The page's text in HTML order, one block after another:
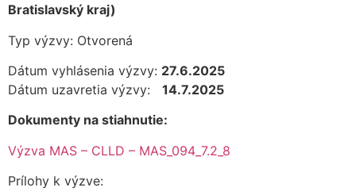
Bratislavský kraj)
Typ výzvy: Otvorená
Dátum vyhlásenia výzvy: 27.6.2025
Dátum uzavretia výzvy: 14.7.2025
Dokumenty na stiahnutie:
Výzva MAS – CLLD – MAS_094_7.2_8
Prílohy k výzve: